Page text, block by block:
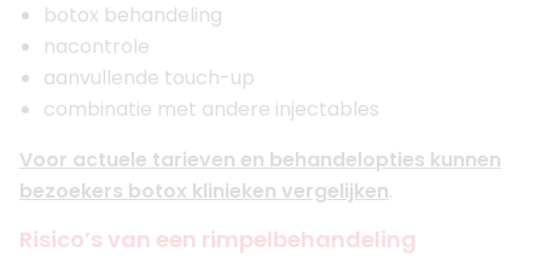
botox behandeling
nacontrole
aanvullende touch-up
combinatie met andere injectables
Voor actuele tarieven en behandelopties kunnen
bezoekers botox klinieken vergelijken.
Risico’s van een rimpelbehandeling